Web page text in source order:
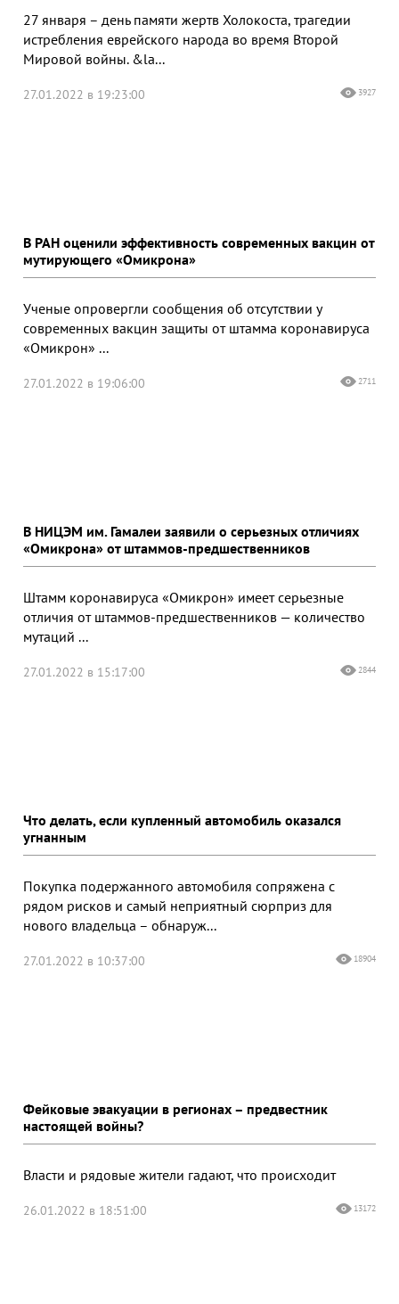
27 января – день памяти жертв Холокоста, трагедии
истребления еврейского народа во время Второй
Мировой войны. &la...
27.01.2022 в 19:23:00 3927
В РАН оценили эффективность современных вакцин от
мутирующего «Омикрона»
Ученые опровергли сообщения об отсутствии у
современных вакцин защиты от штамма коронавируса
«Омикрон» ...
27.01.2022 в 19:06:00 2711
В НИЦЭМ им. Гамалеи заявили о серьезных отличиях
«Омикрона» от штаммов-предшественников
Штамм коронавируса «Омикрон» имеет серьезные
отличия от штаммов-предшественников — количество
мутаций ...
27.01.2022 в 15:17:00 2844
Что делать, если купленный автомобиль оказался
угнанным
Покупка подержанного автомобиля сопряжена с
рядом рисков и самый неприятный сюрприз для
нового владельца – обнаруж...
27.01.2022 в 10:37:00 18904
Фейковые эвакуации в регионах – предвестник
настоящей войны?
Власти и рядовые жители гадают, что происходит
26.01.2022 в 18:51:00 13172